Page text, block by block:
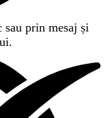
prin mesaj și